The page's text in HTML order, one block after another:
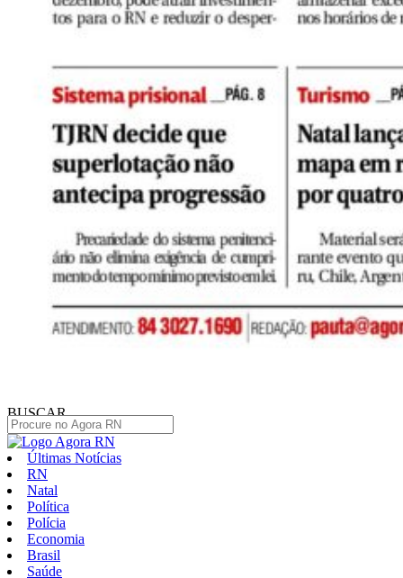
BUSCAR
Últimas Notícias
RN
Natal
Política
Polícia
Economia
Brasil
Saúde